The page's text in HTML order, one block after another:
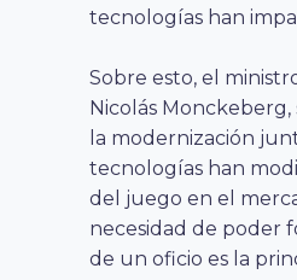
tecnologías han
Sobre esto, el
Nicolás Monckeberg,
la modernización
tecnologías han
del juego en el
necesidad de poder
de un oficio es la